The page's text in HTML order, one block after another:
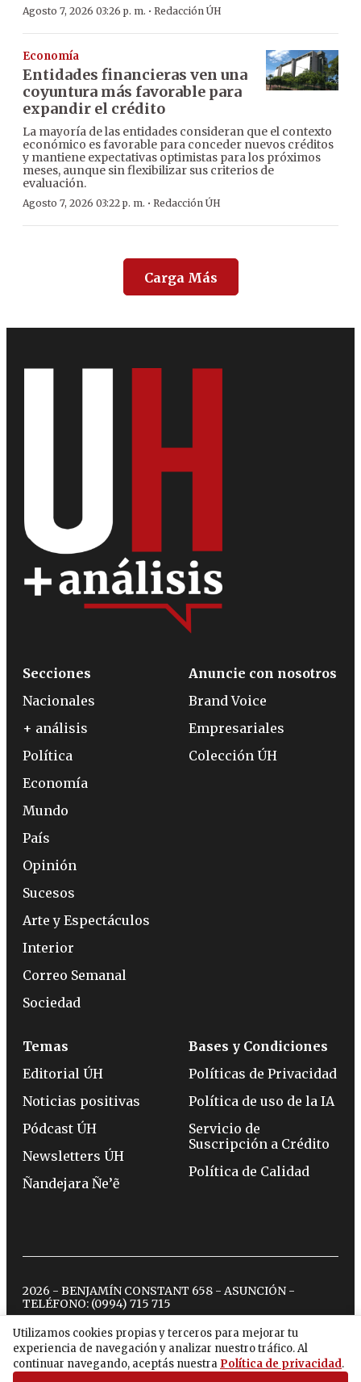
Agosto 7, 2026 03:26 p. m. · Redacción ÚH
Economía
Entidades financieras ven una
coyuntura más favorable para
expandir el crédito
La mayoría de las entidades consideran que el contexto
económico es favorable para conceder nuevos créditos
y mantiene expectativas optimistas para los próximos
meses, aunque sin flexibilizar sus criterios de
evaluación.
Agosto 7, 2026 03:22 p. m. · Redacción ÚH
Carga Más
Utilizamos cookies propias y terceros para mejorar tu
experiencia de navegación y analizar nuestro tráfico. Al
continuar navegando, aceptás nuestra Política de privacidad.
Secciones
Nacionales
+ análisis
Política
Economía
Mundo
País
Opinión
Sucesos
Arte y Espectáculos
Interior
Correo Semanal
Sociedad
Anuncie con nosotros
Brand Voice
Empresariales
Colección ÚH
Temas
Editorial ÚH
Noticias positivas
Pódcast ÚH
Newsletters ÚH
Ñandejara Ñe’ẽ
Bases y Condiciones
Políticas de Privacidad
Política de uso de la IA
Servicio de
Suscripción a Crédito
Política de Calidad
2026 - BENJAMÍN CONSTANT 658 - ASUNCIÓN -
TELÉFONO: (0994) 715 715
twitterinstagram
facebook
tiktokyoutubespotify